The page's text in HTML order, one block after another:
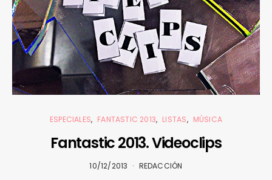
ESPECIALES FANTASTIC 2013 LISTAS MÚSICA
Fantastic 2013. Videoclips
10/12/2013 REDACCIÓN